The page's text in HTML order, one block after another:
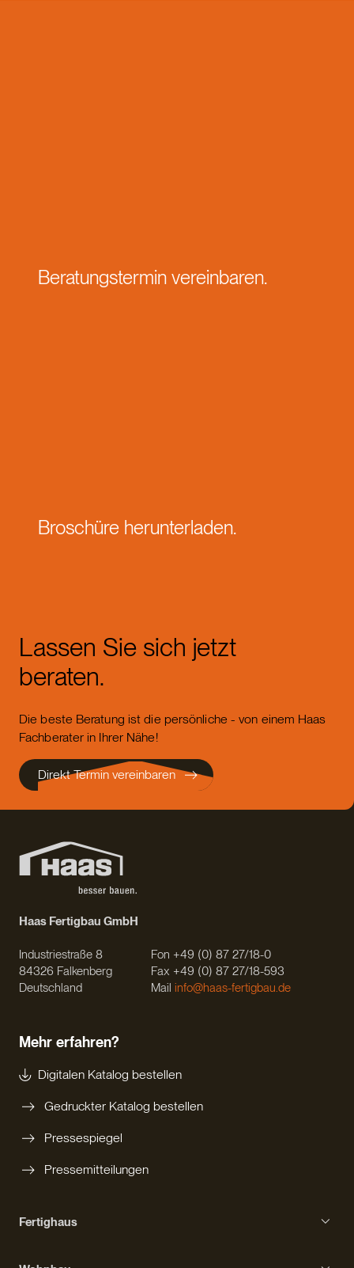
Beratungstermin vereinbaren.
Broschüre herunterladen.
Lassen Sie sich jetzt
beraten.
Die beste Beratung ist die persönliche - von einem Haas
Fachberater in Ihrer Nähe!
Direkt Termin vereinbaren
Haas Fertigbau GmbH
Industriestraße 8
84326 Falkenberg
Deutschland
Fon +49 (0) 87 27/18-0
Fax +49 (0) 87 27/18-593
Mail info@haas-fertigbau.de
Mehr erfahren?
Digitalen Katalog bestellen
Gedruckter Katalog bestellen
Pressespiegel
Pressemitteilungen
Fertighaus